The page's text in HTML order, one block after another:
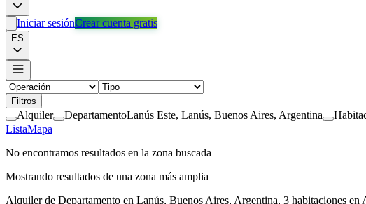
Iniciar sesiónCrear cuenta gratis
ES
Filtros
Alquiler DepartamentoLanús Este, Lanús, Buenos Aires, Argentina
ListaMapa
No encontramos resultados en la zona buscada
Mostrando resultados de una zona más amplia
Alquiler de Departamento en Lanús, Buenos Aires, Argentina, 3 habitaciones en